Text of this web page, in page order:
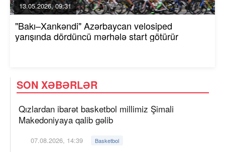
13.05.2026, 09:31
"Bakı–Xankəndi" Azərbaycan velosiped
yarışında dördüncü mərhələ start götürür
SON XƏBƏRLƏR
Qızlardan ibarət basketbol millimiz Şimali
Makedoniyaya qalib gəlib
07.08.2026, 14:39 Basketbol